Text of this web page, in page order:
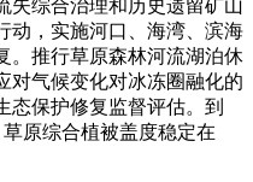
失综合治理和历史遗留矿山
动，实施河口、海湾、滨海
。推行草原森林河流湖泊休
对气候变化对冰冻圈融化的
态保护修复监督评估。到
原综合植被盖度稳定在